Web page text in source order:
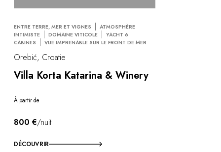
ENTRE TERRE, MER ET VIGNES
ATMOSPHÈRE
INTIMISTE
DOMAINE VITICOLE
YACHT 6
CABINES
VUE IMPRENABLE SUR LE FRONT DE MER
Orebić, Croatie
Villa Korta Katarina & Winery
À partir de
800 €/nuit
DÉCOUVRIR